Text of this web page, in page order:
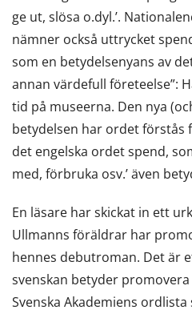
ge ut, slösa o.dyl.’.
nämner också uttrycket
som en betydelsenyans av
annan värdefull företeelse”:
tid på museerna. Den nya
betydelsen har ordet förstås
det engelska ordet spend,
med, förbruka osv.’ även
En läsare har skickat in ett
Ullmanns föräldrar har
hennes debutroman. Det är
svenskan betyder
Svenska Akademiens